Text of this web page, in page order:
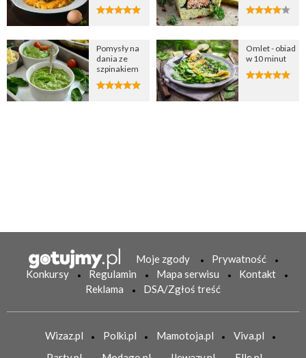
Pomysły na
dania ze
szpinakiem
Omlet - obiad
w 10 minut
Moje zgody
Prywatność
Konkursy
Regulamin Mapa serwisu
Kontakt
Reklama
DSA/Zgłoś treść
Wizaz.pl Polki.pl Mamotoja.pl
Viva.pl